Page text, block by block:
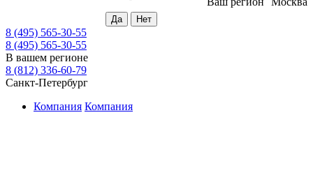
8 (495) 565-30-55
8 (495) 565-30-55
В вашем регионе
8 (812) 336-60-79
Санкт-Петербург
Компания Компания